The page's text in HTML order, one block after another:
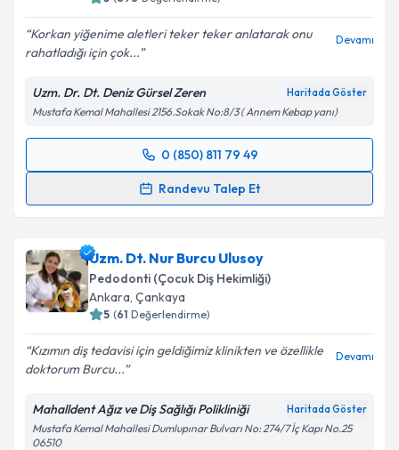
Korkan yiğenime aletleri teker teker anlatarak onu
rahatladığı için çok...
Devamı
Uzm. Dr. Dt. Deniz Gürsel Zeren Haritada Göster
Mustafa Kemal Mahallesi 2156.Sokak No:8/3 ( Annem Kebap yanı)
0 (850) 811 79 49
Randevu Talep Et
Randevu Takvimi Talebi
almanız için bir takvim hazırlandığında e-posta ile
bilgilendireceğiz.
E-posta Adresiniz
Metni'ni okudum ve kişisel verilerimin belirtilen
kapsamda işlenmesini kabul ediyorum.
Uzm. Dt. Nur Burcu Ulusoy
Pedodonti (Çocuk Diş Hekimliği)
Ankara, Çankaya
5 (61 Değerlendirme)
Kızımın diş tedavisi için geldiğimiz klinikten ve özellikle
doktorum Burcu...
Devamı
Mahalldent Ağız ve Diş Sağlığı Polikliniği Haritada Göster
Mustafa Kemal Mahallesi Dumlupınar Bulvarı No: 274/7 İç Kapı No.25
06510